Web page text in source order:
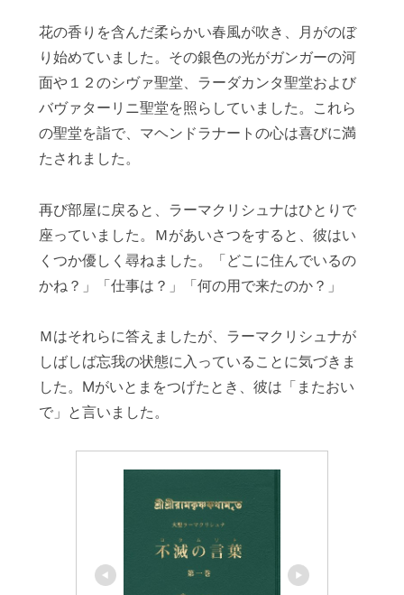
花の香りを含んだ柔らかい春風が吹き、月がのぼ
り始めていました。その銀色の光がガンガーの河
面や１２のシヴァ聖堂、ラーダカンタ聖堂および
バヴァターリニ聖堂を照らしていました。これら
の聖堂を詣で、マヘンドラナートの心は喜びに満
たされました。
再び部屋に戻ると、ラーマクリシュナはひとりで
座っていました。Ｍがあいさつをすると、彼はい
くつか優しく尋ねました。「どこに住んでいるの
かね？」「仕事は？」「何の用で来たのか？」
Ｍはそれらに答えましたが、ラーマクリシュナが
しばしば忘我の状態に入っていることに気づきま
した。Mがいとまをつげたとき、彼は「またおい
で」と言いました。